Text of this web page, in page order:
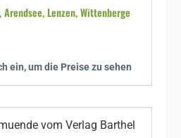
Lenzen, Wittenberge
ein, um die Preise zu sehen